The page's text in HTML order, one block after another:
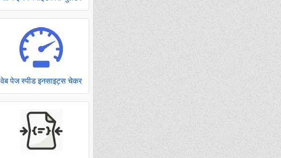
वेब पेज स्पीड इनसाइट्स चेकर